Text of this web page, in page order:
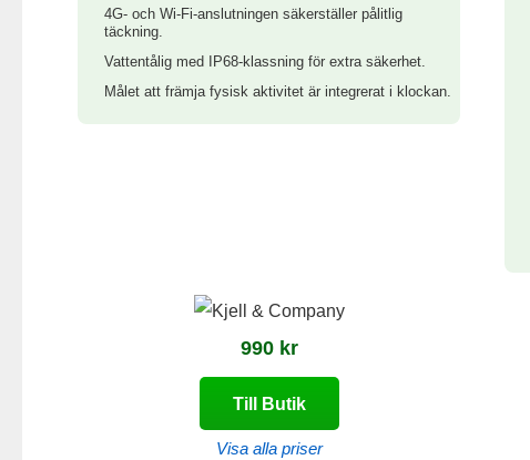
4G- och Wi-Fi-anslutningen säkerställer pålitlig
täckning.
Vattentålig med IP68-klassning för extra säkerhet.
Målet att främja fysisk aktivitet är integrerat i klockan.
990 kr
Till Butik
Visa alla priser